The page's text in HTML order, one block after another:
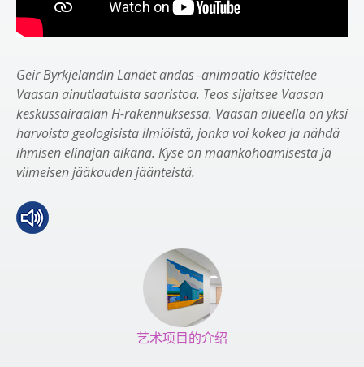
Geir Byrkjelandin Landet andas -animaatio käsittelee
Vaasan ainutlaatuista saaristoa. Teos sijaitsee Vaasan
keskussairaalan H-rakennuksessa. Vaasan alueella on yksi
harvoista geologisista ilmiöistä, jonka voi kokea ja nähdä
ihmisen elinajan aikana. Kyse on maankohoamisesta ja
viimeisen jääkauden jäänteistä.
艺术项目的介绍